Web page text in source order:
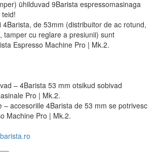
ühilduvad 9Barista espressomasinaga
4Barista, de 53mm (distribuitor de ac rotund,
tamper cu reglare a presiunii) sunt
Espresso Machine Pro | Mk.2.
– 4Barista 53 mm otsikud sobivad
Pro | Mk.2.
– accesoriile 4Barista de 53 mm se potrivesc
Machine Pro | Mk.2.